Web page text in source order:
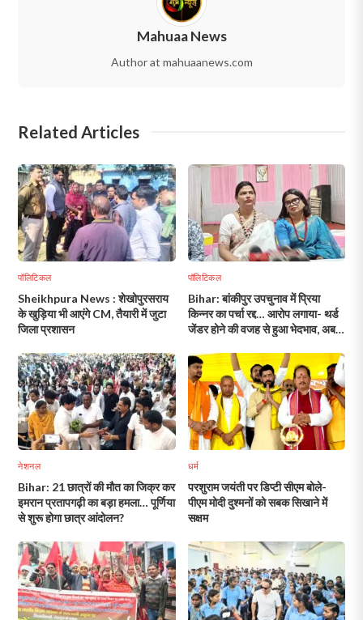
Mahuaa News
Author at mahuaanews.com
Related Articles
पॉलिटिकल
Sheikhpura News : शेखोपुरसराय
के खुड़िया भी आएंगे CM, तैयारी में जुटा
जिला प्रशासन
पॉलिटिकल
Bihar: बांकीपुर उपचुनाव में प्रिया
किन्नर का पर्चा रद्द… आरोप लगाया- थर्ड
जेंडर होने की वजह से हुआ भेदभाव, अब
नेशनल
Bihar: 21 छात्रों की मौत का जिक्र कर
इमरान प्रतापगढ़ी का बड़ा हमला… पूर्णिया
से शुरू होगा छात्र आंदोलन?
धर्म
परशुराम जयंती पर डिप्टी सीएम बोले-
पीएम मोदी दुश्मनों को सबक सिखाने में
सक्षम